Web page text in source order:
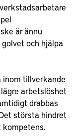
är ännu
och hjälpa
inom tillverkande
arbetslöshet
drabbas
största hindret